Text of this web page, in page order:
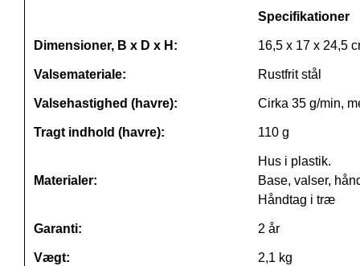
Specifikationer
Dimensioner, B x D x H: 16,5 x 17 x 24,5
Valsemateriale: Rustfrit stål
Valsehastighed (havre): Cirka 35 g/min,
Tragt indhold (havre): 110 g
Materialer:
Hus i plastik.
Base, valser,
Håndtag i træ
Garanti: 2 år
Vægt: 2,1 kg